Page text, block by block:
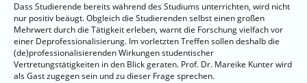
Dass Studierende bereits während des Studiums unterrichten, wird nicht
nur positiv beäugt. Obgleich die Studierenden selbst einen großen
Mehrwert durch die Tätigkeit erleben, warnt die Forschung vielfach vor
einer Deprofessionalisierung. Im vorletzten Treffen sollen deshalb die
(de)professionalisierenden Wirkungen studentischer
Vertretungstätigkeiten in den Blick geraten. Prof. Dr. Mareike Kunter wird
als Gast zugegen sein und zu dieser Frage sprechen.